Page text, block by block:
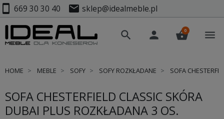
smartphone 669 30 30 40 mail sklep@idealmeble.pl
search person shopping_basket
0 menu
HOME MEBLE SOFY SOFY ROZKŁADANE SOFA
SOFA CHESTERFIELD CLASSIC SKÓRA
DUBAI PLUS ROZKŁADANA 3 OS.